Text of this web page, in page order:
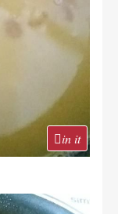
in it